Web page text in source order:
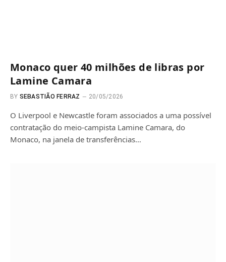
Monaco quer 40 milhões de libras por
Lamine Camara
BY SEBASTIÃO FERRAZ 20/05/2026
O Liverpool e Newcastle foram associados a uma possível
contratação do meio-campista Lamine Camara, do
Monaco, na janela de transferências…